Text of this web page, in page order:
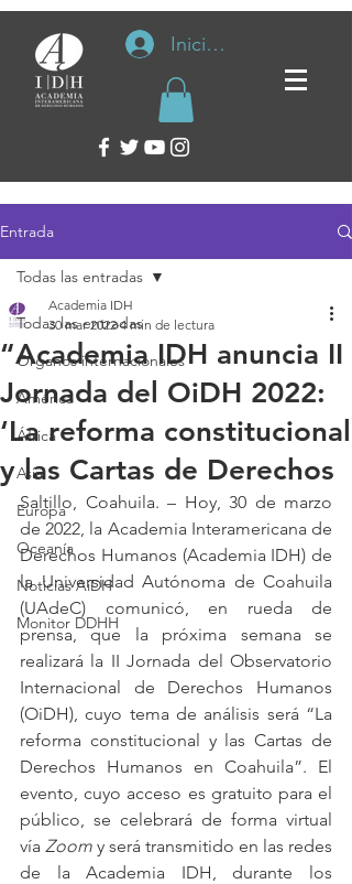
Iniciar sesión
Entrada
Todas las entradas
Organos internacionales
América
África
Asia
Europa
Oceanía
Noticias AiDH
Monitor DDHH
Todas las entradas
“Academia IDH anuncia II
Jornada del OiDH 2022:
‘La reforma constitucional
y las Cartas de Derechos
Academia IDH
30 mar 2022 4 min de lectura
Saltillo, Coahuila. – Hoy, 30 de marzo
de 2022, la Academia Interamericana de
Derechos Humanos (Academia IDH) de
la Universidad Autónoma de Coahuila
(UAdeC) comunicó, en rueda de
prensa, que la próxima semana se
realizará la II Jornada del Observatorio
Internacional de Derechos Humanos
(OiDH), cuyo tema de análisis será “La
reforma constitucional y las Cartas de
Derechos Humanos en Coahuila”. El
evento, cuyo acceso es gratuito para el
público, se celebrará de forma virtual
vía Zoom y será transmitido en las redes
de la Academia IDH, durante los